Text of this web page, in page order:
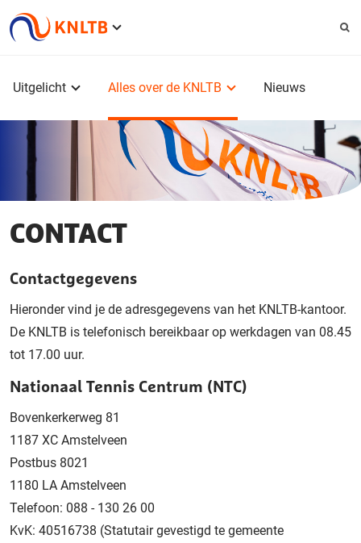
Uitgelicht Alles over de KNLTB Nieuws
CONTACT
Contactgegevens
Hieronder vind je de adresgegevens van het KNLTB-kantoor.
De KNLTB is telefonisch bereikbaar op werkdagen van 08.45
tot 17.00 uur.
Nationaal Tennis Centrum (NTC)
Bovenkerkerweg 81
1187 XC Amstelveen
Postbus 8021
1180 LA Amstelveen
Telefoon: 088 - 130 26 00
KvK: 40516738 (Statutair gevestigd te gemeente